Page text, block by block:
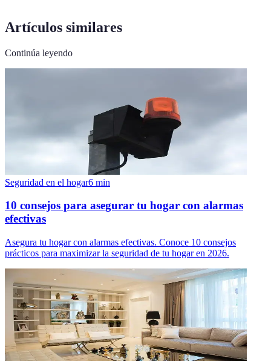
Artículos similares
Continúa leyendo
Seguridad en el hogar6 min
10 consejos para asegurar tu hogar con alarmas
efectivas
Asegura tu hogar con alarmas efectivas. Conoce 10 consejos
prácticos para maximizar la seguridad de tu hogar en 2026.